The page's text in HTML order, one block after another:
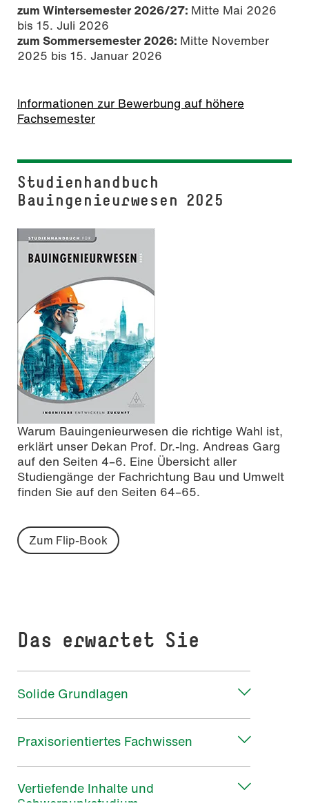
zum Wintersemester 2026/27: Mitte Mai 2026
bis 15. Juli 2026
zum Sommersemester 2026: Mitte November
2025 bis 15. Januar 2026
Informationen zur Bewerbung auf höhere
Fachsemester
Studienhandbuch
Bauingenieurwesen 2025
Warum Bauingenieurwesen die richtige Wahl ist,
erklärt unser Dekan Prof. Dr.-Ing. Andreas Garg
auf den Seiten 4–6. Eine Übersicht aller
Studiengänge der Fachrichtung Bau und Umwelt
finden Sie auf den Seiten 64–65.
Zum Flip-Book
Das erwartet Sie
Solide Grundlagen
Praxisorientiertes Fachwissen
Vertiefende Inhalte und
Schwerpunkstudium